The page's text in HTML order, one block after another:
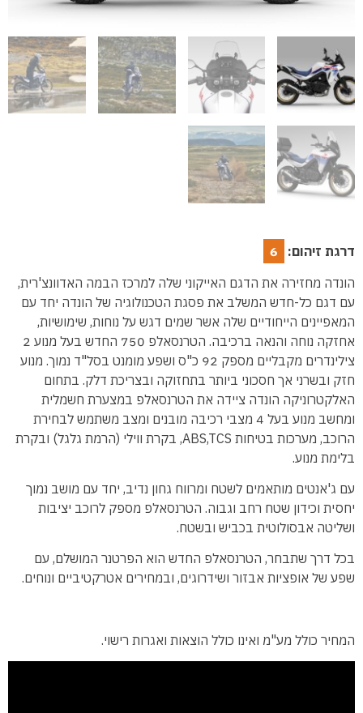
דרגת זיהום:
6
הונדה מחזירה את הדגם האייקוני שלה למרכז הבמה האדוונצ'רית,
עם דגם כל-חדש המשלב את פסגת הטכנולוגיה של הונדה יחד עם
המאפיינים הייחודיים שלה אשר שמים דגש על נוחות, שימושיות,
אחזקה נוחה והנאה ברכיבה. הטרנסאלפ 750 החדש בעל מנוע 2
צילינדרים מקבליים מספק 92 כ"ס ושפע מומנט בסל"ד נמוך. מנוע
חזק ובשרני אך חסכוני ביותר בתחזוקה ובצריכת דלק. בתחום
האלקטרוניקה הונדה ציידה את הטרנסאלפ במצערת חשמלית
ומחשב מנוע בעל 4 מצבי רכיבה מובנים ומצב משתמש לבחירת
הרוכב, מערכות בטיחות ABS,TCS, בקרת ווילי (הרמת גלגל) ובקרת
בלימת מנוע.
עם ג'אנטים מותאמים לשטח ומרווח גחון נדיב, יחד עם מושב נמוך
יחסית וכידון שטח רחב וגבוה. הטרנסאלפ מספק לרוכב יציבות
ושליטה אבסולוטית בכביש ובשטח.
בכל דרך שתבחר, הטרנסאלפ החדש הוא הפרטנר המושלם, עם
שפע של אופציות אבזור ושידרוגים, ובמחירים אטרקטיביים ונוחים.
המחיר כולל מע"מ ואינו כולל הוצאות ואגרות רישוי.